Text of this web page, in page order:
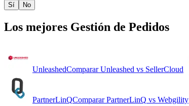
Sí No
Los mejores Gestión de Pedidos
UnleashedComparar Unleashed vs SellerCloud
PartnerLinQComparar PartnerLinQ vs Webgility